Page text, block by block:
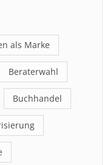
als Marke
Beraterwahl
Buchhandel